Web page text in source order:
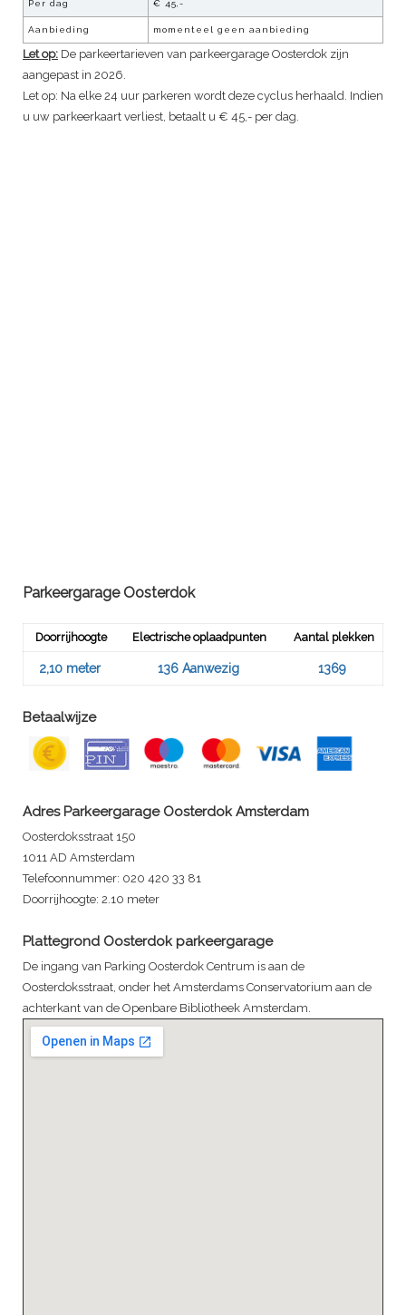
Per dag € 45,-
Aanbieding momenteel geen aanbieding
Let op: De parkeertarieven van parkeergarage Oosterdok zijn
aangepast in 2026.
Let op: Na elke 24 uur parkeren wordt deze cyclus herhaald. Indien
u uw parkeerkaart verliest, betaalt u € 45,- per dag.
Parkeergarage Oosterdok
Doorrijhoogte Electrische oplaadpunten Aantal plekken
2,10 meter 136 Aanwezig 1369
Betaalwijze
Adres Parkeergarage Oosterdok Amsterdam
Oosterdoksstraat 150
1011 AD Amsterdam
Telefoonnummer: 020 420 33 81
Doorrijhoogte: 2.10 meter
Plattegrond Oosterdok parkeergarage
De ingang van Parking Oosterdok Centrum is aan de
Oosterdoksstraat, onder het Amsterdams Conservatorium aan de
achterkant van de Openbare Bibliotheek Amsterdam.